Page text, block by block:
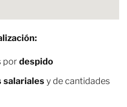
pordespido
salariales y de cantidades